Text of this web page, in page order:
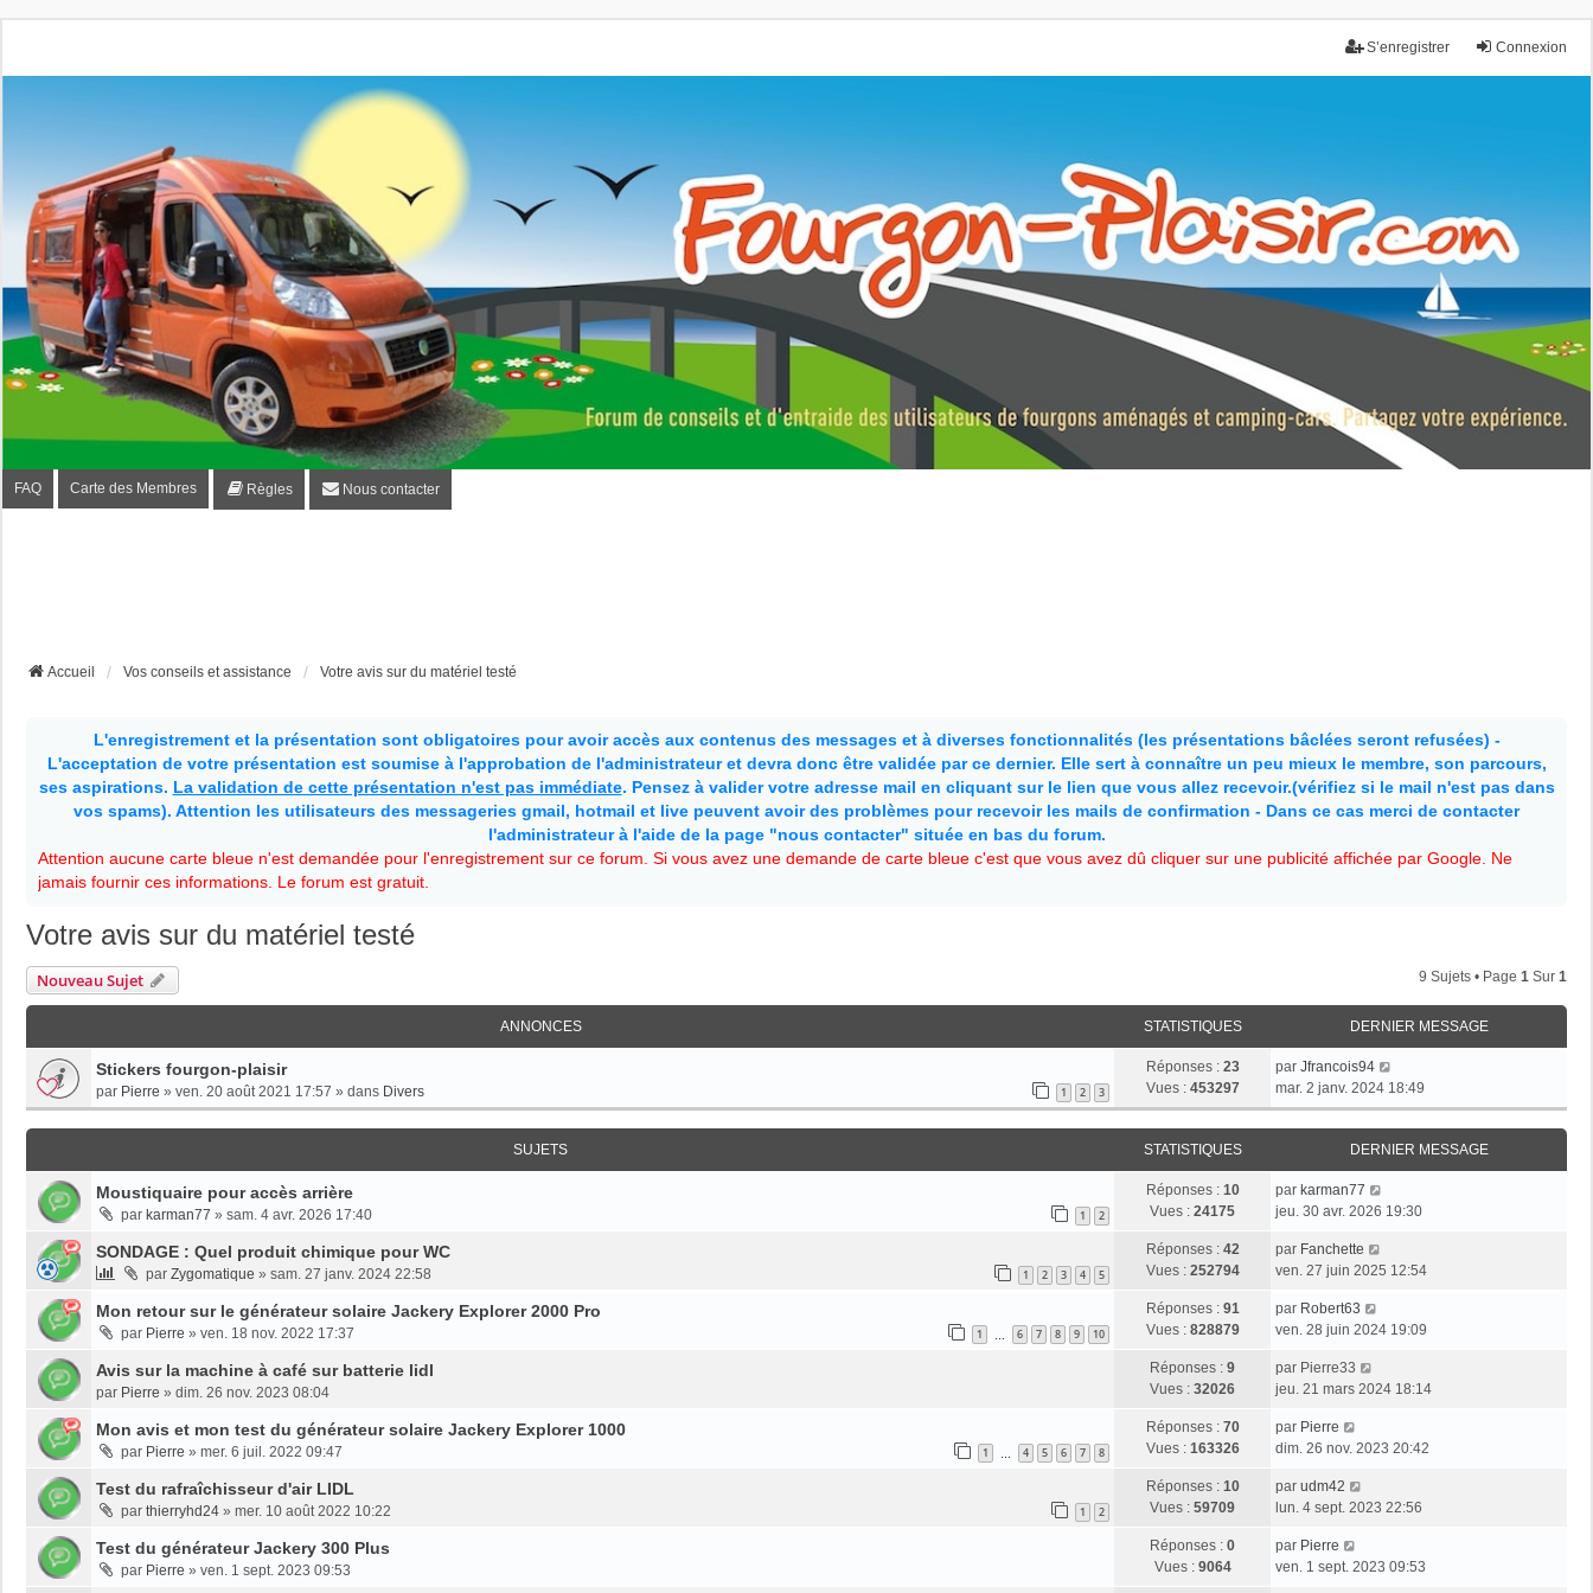
Connexion
S’enregistrer
Fourgon-plaisir.com
Forum de conseils et d'entraide des utilisateurs de fourgons, fourgons aménagés, vans et de camping-car. Partagez votre expérience.
FAQ Carte des Membres Règles Nous contacter
Accueil Vos conseils et assistance Votre avis sur du matériel testé
L'enregistrement et la présentation sont obligatoires pour avoir accès aux contenus des messages et à diverses fonctionnalités (les présentations bâclées seront refusées) -
L'acceptation de votre présentation est soumise à l'approbation de l'administrateur et devra donc être validée par ce dernier. Elle sert à connaître un peu mieux le membre, son parcours,
ses aspirations. La validation de cette présentation n'est pas immédiate. Pensez à valider votre adresse mail en cliquant sur le lien que vous allez recevoir.(vérifiez si le mail n'est pas dans
vos spams). Attention les utilisateurs des messageries gmail, hotmail et live peuvent avoir des problèmes pour recevoir les mails de confirmation - Dans ce cas merci de contacter
l'administrateur à l'aide de la page "nous contacter" située en bas du forum.
Attention aucune carte bleue n'est demandée pour l'enregistrement sur ce forum. Si vous avez une demande de carte bleue c'est que vous avez dû cliquer sur une publicité affichée par Google. Ne
jamais fournir ces informations. Le forum est gratuit.
Votre avis sur du matériel testé
Nouveau Sujet 9 Sujets • Page 1 Sur 1
ANNONCES STATISTIQUES DERNIER MESSAGE
Stickers fourgon-plaisir
par Pierre » ven. 20 août 2021 17:57 » dans Divers 1 2 3
Réponses : 23
Vues : 453297
par Jfrancois94
mar. 2 janv. 2024 18:49
SUJETS STATISTIQUES DERNIER MESSAGE
Moustiquaire pour accès arrière
par karman77 » sam. 4 avr. 2026 17:40 1 2
Réponses : 10
Vues : 24175
par karman77
jeu. 30 avr. 2026 19:30
SONDAGE : Quel produit chimique pour WC
par Zygomatique » sam. 27 janv. 2024 22:58 1 2 3 4 5
Réponses : 42
Vues : 252794
par Fanchette
ven. 27 juin 2025 12:54
Mon retour sur le générateur solaire Jackery Explorer 2000 Pro
par Pierre » ven. 18 nov. 2022 17:37 1 6 7 8 9 10
Réponses : 91
Vues : 828879
par Robert63
ven. 28 juin 2024 19:09
Avis sur la machine à café sur batterie lidl
par Pierre » dim. 26 nov. 2023 08:04
Réponses : 9
Vues : 32026
par Pierre33
jeu. 21 mars 2024 18:14
Mon avis et mon test du générateur solaire Jackery Explorer 1000
par Pierre » mer. 6 juil. 2022 09:47 1 4 5 6 7 8
Réponses : 70
Vues : 163326
par Pierre
dim. 26 nov. 2023 20:42
Test du rafraîchisseur d'air LIDL
par thierryhd24 » mer. 10 août 2022 10:22 1 2
Réponses : 10
Vues : 59709
par udm42
lun. 4 sept. 2023 22:56
Test du générateur Jackery 300 Plus
par Pierre » ven. 1 sept. 2023 09:53
Réponses : 0
Vues : 9064
par Pierre
ven. 1 sept. 2023 09:53